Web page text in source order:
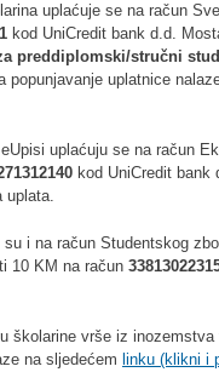
uplaćuje se na račun
kod UniCredit bank d.d.
za preddiplomski/stručni
popunjavanje uplatnice
uplaćuju se na račun
kod UniCredit bank
uplata.
i na račun Studentskog
10 KM na račun
školarine vrše iz inozemstva
na sljedećem linku (klikni i